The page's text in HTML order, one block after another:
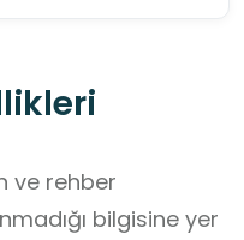
ve rehber
bilgisine yer